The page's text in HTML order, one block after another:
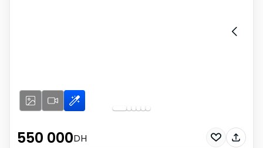
550 000DH